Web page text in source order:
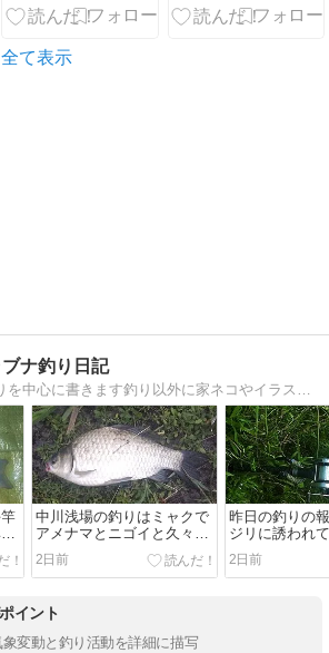
で比較するシ
どっち購入判
全て表示
ナ釣り日記
中川浅場の釣りはミャクで
アメナマとニゴイと久々の
フナ！！中川の釣り
2日前
昨日の釣りの
ジリに誘われ
鯉狙いもオデ
川の釣り
2日前
イント
象変動と釣り活動を詳細に描写